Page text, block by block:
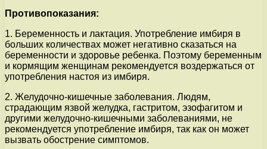
Противопоказания:
1. Беременность и лактация. Употребление имбиря в
больших количествах может негативно сказаться на
беременности и здоровье ребенка. Поэтому беременным
и кормящим женщинам рекомендуется воздержаться от
употребления настоя из имбиря.
2. Желудочно-кишечные заболевания. Людям,
страдающим язвой желудка, гастритом, эзофагитом и
другими желудочно-кишечными заболеваниями, не
рекомендуется употребление имбиря, так как он может
вызвать обострение симптомов.